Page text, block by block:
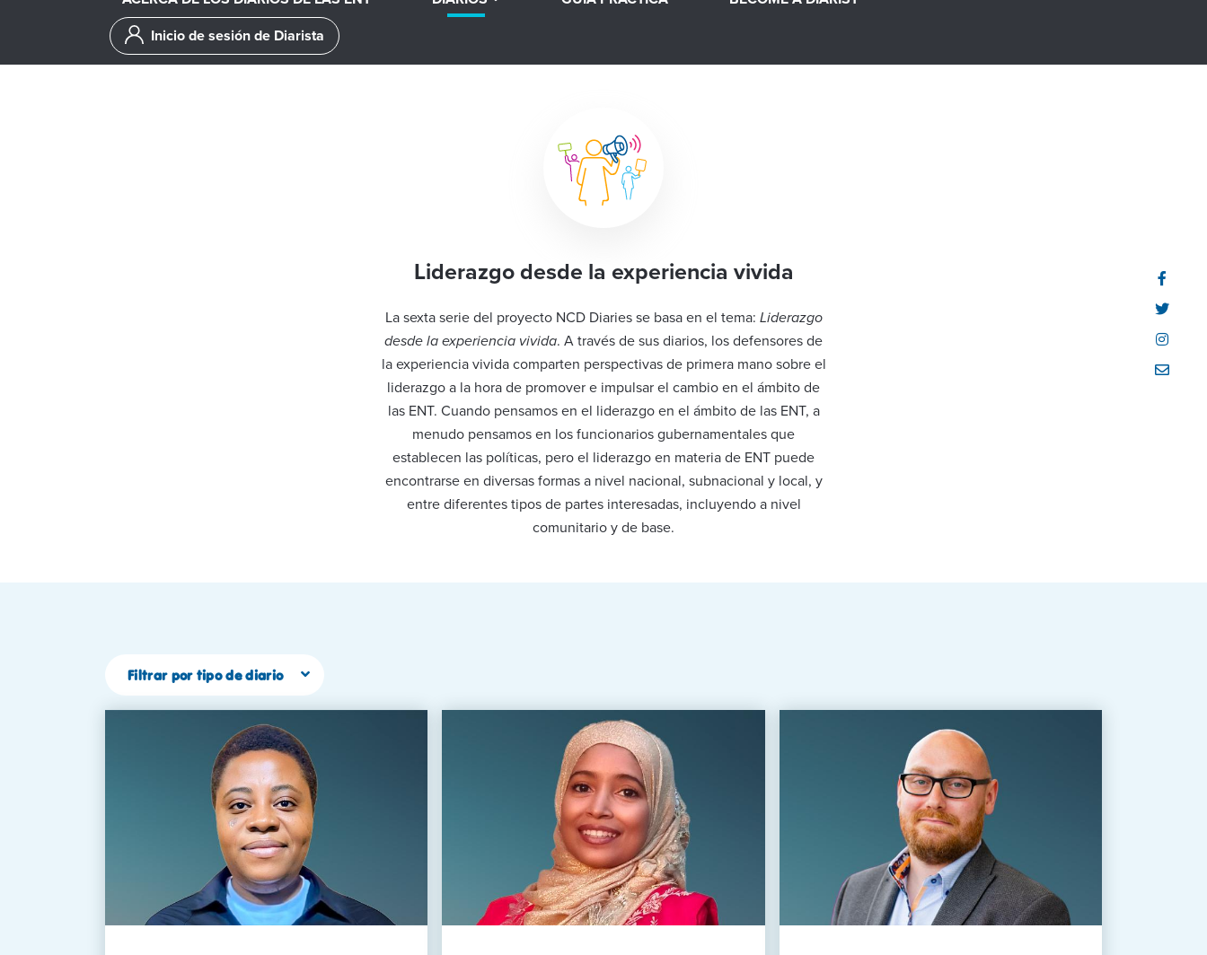
Inicio de sesión de Diarista
Liderazgo desde la experiencia vivida
La sexta serie del proyecto NCD Diaries se basa en el tema: Liderazgo
desde la experiencia vivida. A través de sus diarios, los defensores de
la experiencia vivida comparten perspectivas de primera mano sobre el
liderazgo a la hora de promover e impulsar el cambio en el ámbito de
las ENT. Cuando pensamos en el liderazgo en el ámbito de las ENT, a
menudo pensamos en los funcionarios gubernamentales que
establecen las políticas, pero el liderazgo en materia de ENT puede
encontrarse en diversas formas a nivel nacional, subnacional y local, y
entre diferentes tipos de partes interesadas, incluyendo a nivel
comunitario y de base.
Filtrar por tipo de diario